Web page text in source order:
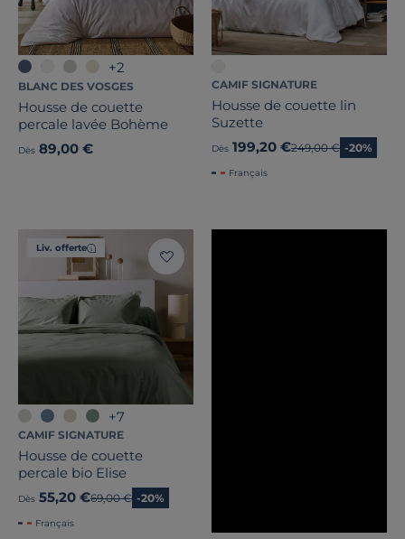
+2
BLANC DES VOSGES
Housse de couette
percale lavée Bohème
Dès 89,00 €
CAMIF SIGNATURE
Housse de couette lin
Suzette
Dès 199,20 €Ancien prix
249,00 € -20%
Français
Liv. offerte
+7
CAMIF SIGNATURE
Housse de couette
percale bio Elise
Dès 55,20 €Ancien prix
69,00 € -20%
Français
Dimension
Marque
Traitement
Note des clients
Pays de fabrication